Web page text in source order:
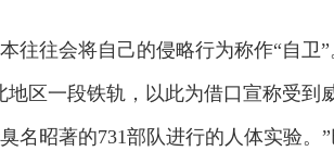
往往会将自己的侵略行为称作“自卫
区一段铁轨，以此为借口宣称受到
名昭著的731部队进行的人体实验。